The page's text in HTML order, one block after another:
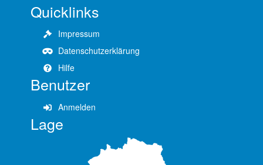
Quicklinks
Impressum
Datenschutzerklärung
Hilfe
Benutzer
Anmelden
Lage